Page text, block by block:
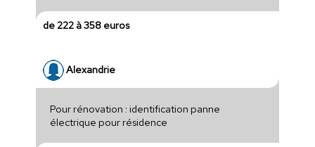
de 222 à 358 euros
Alexandrie
Pour rénovation : identification panne
électrique pour résidence